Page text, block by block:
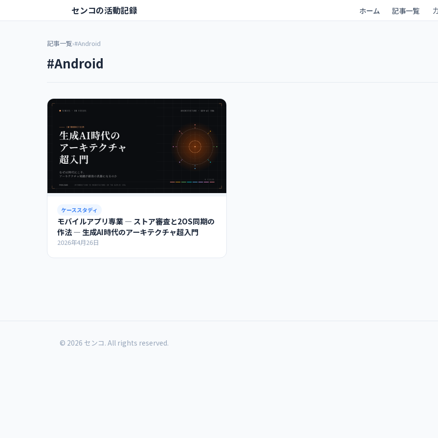
センコの活動記録 ホーム 記事一覧
記事一覧›#Android
#Android
ケーススタディ
モバイルアプリ専業 ― ストア審査と2OS同期の
作法 ― 生成AI時代のアーキテクチャ超入門
2026年4月26日
© 2026 センコ. All rights reserved.